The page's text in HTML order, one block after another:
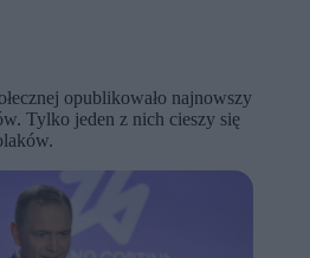
opublikowało najnowszy
Tylko jeden z nich cieszy się